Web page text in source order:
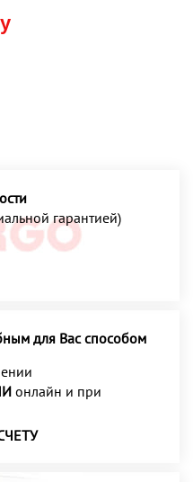
гарантией)
для Вас способом
онлайн и при